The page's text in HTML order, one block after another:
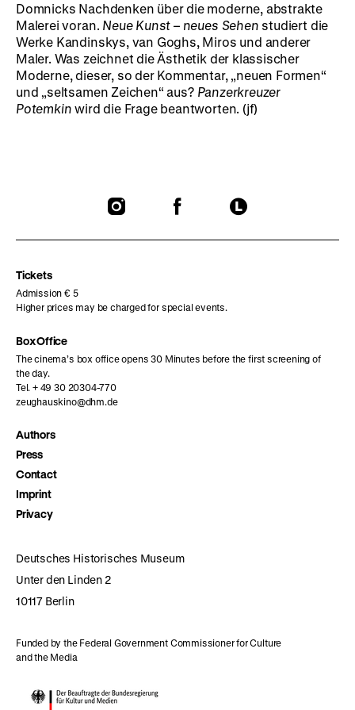
Domnicks Nachdenken über die moderne, abstrakte
Malerei voran. Neue Kunst – neues Sehen studiert die
Werke Kandinskys, van Goghs, Miros und anderer
Maler. Was zeichnet die Ästhetik der klassischer
Moderne, dieser, so der Kommentar, „neuen Formen“
und „seltsamen Zeichen“ aus? Panzerkreuzer
Potemkin wird die Frage beantworten. (jf)
To
To
To
Tickets
Admission € 5
Higher prices may be charged for special events.
Box Office
The cinema’s box office opens 30 Minutes before the first screening of
the day.
Tel. + 49 30 20304-770
zeughauskino@dhm.de
Authors
Press
Contact
Imprint
Privacy
Deutsches Historisches Museum
Unter den Linden 2
10117 Berlin
Funded by the Federal Government Commissioner for Culture
and the Media